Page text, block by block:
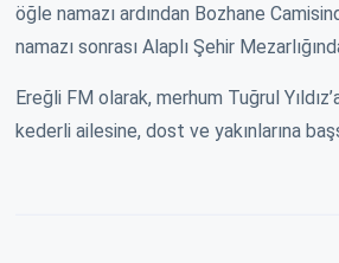
öğle namazı ardından Bozhane
namazı sonrası Alaplı Şehir
Ereğli FM olarak, merhum Tuğrul
kederli ailesine, dost ve yakınlarına